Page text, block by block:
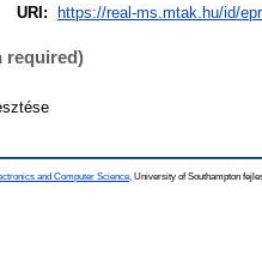
URI:
https://real-ms.mtak.hu/id/
required)
and Computer Science , University of Southampton